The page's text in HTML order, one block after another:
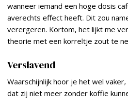
wanneer iemand een hoge dosis
averechts effect heeft. Dit zou
verergeren. Kortom, het lijkt me
theorie met een korreltje zout te
Verslavend
Waarschijnlijk hoor je het wel
dat zij niet meer zonder koffie